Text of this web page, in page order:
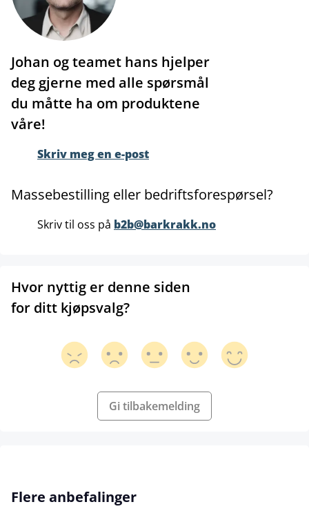
Johan og teamet hans hjelper
deg gjerne med alle spørsmål
du måtte ha om produktene
våre!
Skriv meg en e-post
Massebestilling eller bedriftsforespørsel?
Skriv til oss på b2b@barkrakk.no
Hvor nyttig er denne siden
for ditt kjøpsvalg?
Gi tilbakemelding
Hopp over produktgalleri
Flere anbefalinger